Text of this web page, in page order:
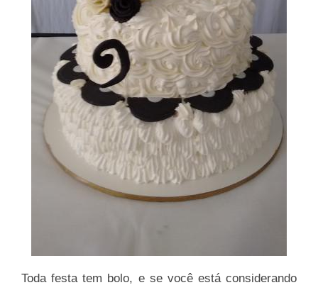
Toda festa tem bolo, e se você está considerando